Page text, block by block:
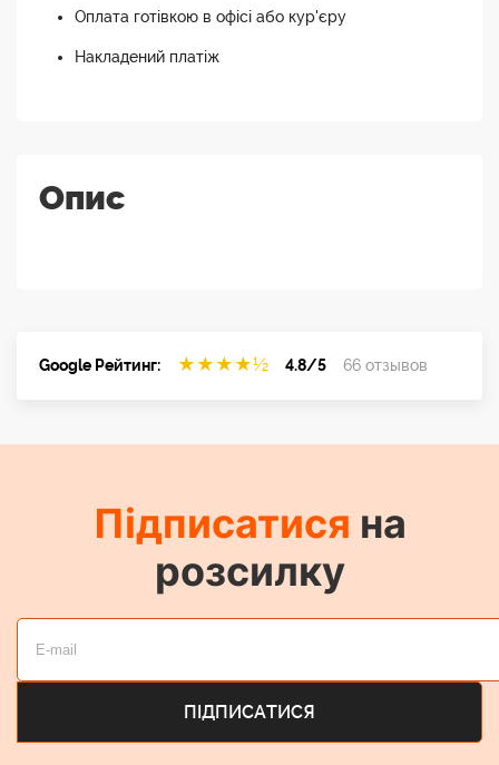
Оплата готівкою в офісі або кур'єру
Накладений платіж
Опис
Google Рейтинг: ★ ★ ★ ★½ 4.8/5 66 отзывов
Підписатися на
розсилку